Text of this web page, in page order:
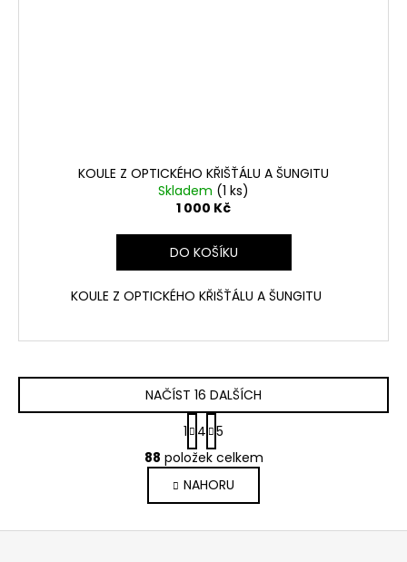
KOULE Z OPTICKÉHO KŘIŠŤÁLU A ŠUNGITU
Skladem (1 ks)
1 000 Kč
DO KOŠÍKU
KOULE Z OPTICKÉHO KŘIŠŤÁLU A ŠUNGITU
O
v
l
á
d
NAČÍST 16 DALŠÍCH
S
t
r
á
n
k
1 4 5
88 položek celkem
NAHORU
Z